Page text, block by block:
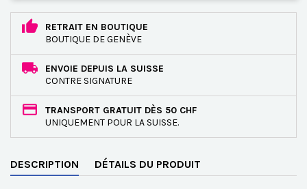
RETRAIT EN BOUTIQUE
BOUTIQUE DE GENÈVE
ENVOIE DEPUIS LA SUISSE
CONTRE SIGNATURE
TRANSPORT GRATUIT DÈS 50 CHF
UNIQUEMENT POUR LA SUISSE.
DESCRIPTION DÉTAILS DU PRODUIT